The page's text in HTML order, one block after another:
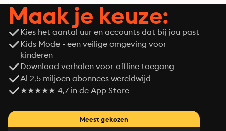
Maak je keuze:
Kies het aantal uur en accounts dat bij jou past
Kids Mode - een veilige omgeving voor
kinderen
Download verhalen voor offline toegang
Al 2,5 miljoen abonnees wereldwijd
★★★★★ 4,7 in de App Store
Meest gekozen